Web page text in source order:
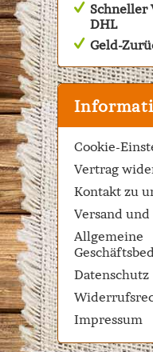
Schneller
DHL
Geld-
Cookie-
Vertrag
Kontakt zu
Versand
Allgemeine
Datenschutz
Impressum